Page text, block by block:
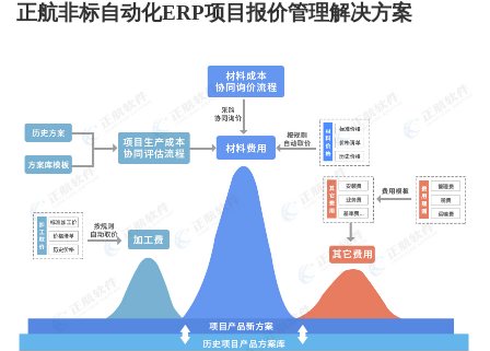
正航非标自动化ERP项目报价管理解决方案